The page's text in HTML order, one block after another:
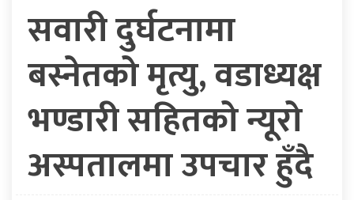
सवारी दुर्घटनामा
बस्नेतको मृत्यु, वडाध्यक्ष
भण्डारी सहितको न्यूरो
अस्पतालमा उपचार हुँदै